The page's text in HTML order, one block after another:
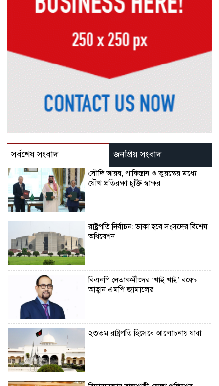
সর্বশেষ সংবাদ জনপ্রিয় সংবাদ
সৌদি আরব, পাকিস্তান ও তুরস্কের মধ্যে
যৌথ প্রতিরক্ষা চুক্তি স্বাক্ষর
রাষ্ট্রপতি নির্বাচন: ডাকা হবে সংসদের বিশেষ
অধিবেশন
বিএনপি নেতাকর্মীদের ‘খাই খাই’ বন্ধের
আহ্বান এমপি জামালের
২৩তম রাষ্ট্রপতি হিসেবে আলোচনায় যারা